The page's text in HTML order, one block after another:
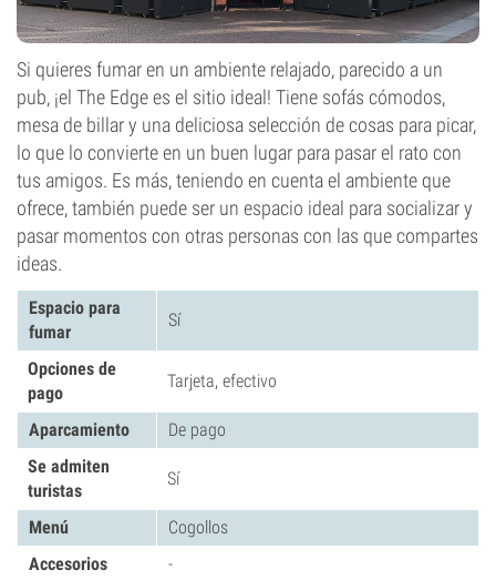
Si quieres fumar en un ambiente relajado, parecido a un
pub, ¡el The Edge es el sitio ideal! Tiene sofás cómodos,
mesa de billar y una deliciosa selección de cosas para picar,
lo que lo convierte en un buen lugar para pasar el rato con
tus amigos. Es más, teniendo en cuenta el ambiente que
ofrece, también puede ser un espacio ideal para socializar y
pasar momentos con otras personas con las que compartes
ideas.
Espacio para
fumar
Sí
Opciones de
pago
Tarjeta, efectivo
Aparcamiento
De pago
Se admiten
turistas
Sí
Menú
Cogollos
Accesorios
-